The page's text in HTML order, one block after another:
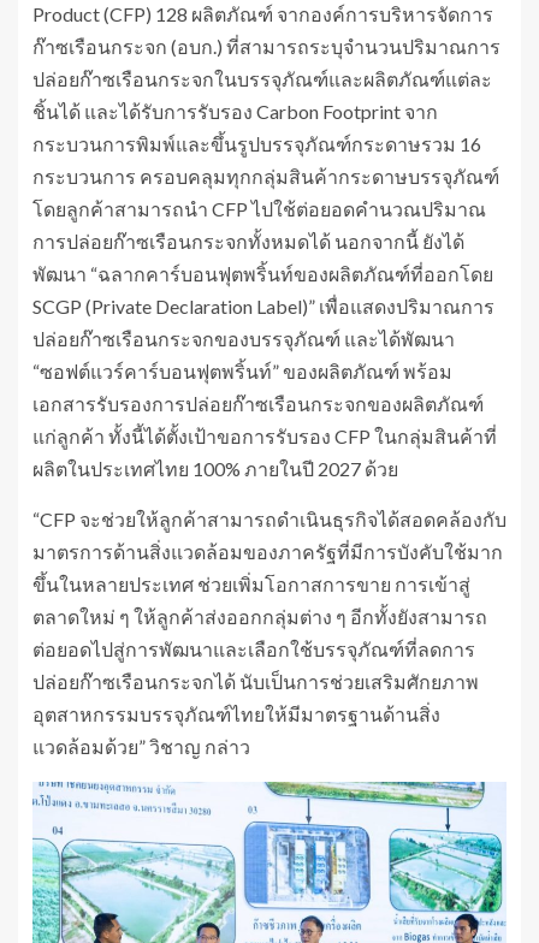
Product (CFP) 128 ผลิตภัณฑ์ จากองค์การบริหารจัดการ
ก๊าซเรือนกระจก (อบก.) ที่สามารถระบุจำนวนปริมาณการ
ปล่อยก๊าซเรือนกระจกในบรรจุภัณฑ์และผลิตภัณฑ์แต่ละ
ชิ้นได้ และได้รับการรับรอง Carbon Footprint จาก
กระบวนการพิมพ์และขึ้นรูปบรรจุภัณฑ์กระดาษรวม 16
กระบวนการ ครอบคลุมทุกกลุ่มสินค้ากระดาษบรรจุภัณฑ์
โดยลูกค้าสามารถนำ CFP ไปใช้ต่อยอดคำนวณปริมาณ
การปล่อยก๊าซเรือนกระจกทั้งหมดได้ นอกจากนี้ ยังได้
พัฒนา “ฉลากคาร์บอนฟุตพริ้นท์ของผลิตภัณฑ์ที่ออกโดย
SCGP (Private Declaration Label)” เพื่อแสดงปริมาณการ
ปล่อยก๊าซเรือนกระจกของบรรจุภัณฑ์ และได้พัฒนา
“ซอฟต์แวร์คาร์บอนฟุตพริ้นท์” ของผลิตภัณฑ์ พร้อม
เอกสารรับรองการปล่อยก๊าซเรือนกระจกของผลิตภัณฑ์
แก่ลูกค้า ทั้งนี้ได้ตั้งเป้าขอการรับรอง CFP ในกลุ่มสินค้าที่
ผลิตในประเทศไทย 100% ภายในปี 2027 ด้วย
“CFP จะช่วยให้ลูกค้าสามารถดำเนินธุรกิจได้สอดคล้องกับ
มาตรการด้านสิ่งแวดล้อมของภาครัฐที่มีการบังคับใช้มาก
ขึ้นในหลายประเทศ ช่วยเพิ่มโอกาสการขาย การเข้าสู่
ตลาดใหม่ ๆ ให้ลูกค้าส่งออกกลุ่มต่าง ๆ อีกทั้งยังสามารถ
ต่อยอดไปสู่การพัฒนาและเลือกใช้บรรจุภัณฑ์ที่ลดการ
ปล่อยก๊าซเรือนกระจกได้ นับเป็นการช่วยเสริมศักยภาพ
อุตสาหกรรมบรรจุภัณฑ์ไทยให้มีมาตรฐานด้านสิ่ง
แวดล้อมด้วย” วิชาญ กล่าว